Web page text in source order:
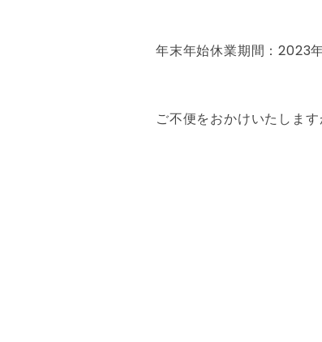
年末年始休業期間：2023年
ご不便をおかけいたしま